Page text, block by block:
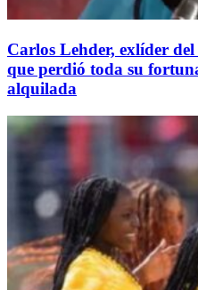
Carlos Lehder, exlíder
que perdió toda su
alquilada